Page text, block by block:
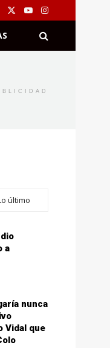
último
a
nunca
Vidal que